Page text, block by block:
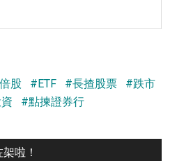
股 #ETF #長揸股票
#跌市
#點揀證券行
啦！